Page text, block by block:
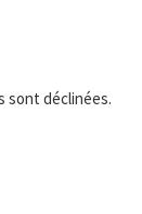
sont déclinées.